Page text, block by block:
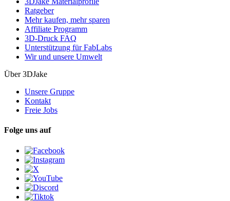
Ratgeber
Mehr kaufen, mehr sparen
Affiliate Programm
3D-Druck FAQ
Unterstützung für FabLabs
Wir und unsere Umwelt
Über 3DJake
Unsere Gruppe
Kontakt
Freie Jobs
Folge uns auf